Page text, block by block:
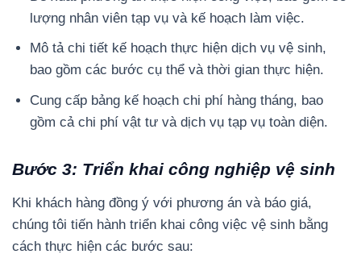
lượng nhân viên tạp vụ và kế hoạch làm việc.
Mô tả chi tiết kế hoạch thực hiện dịch vụ vệ sinh,
bao gồm các bước cụ thể và thời gian thực hiện.
Cung cấp bảng kế hoạch chi phí hàng tháng, bao
gồm cả chi phí vật tư và dịch vụ tạp vụ toàn diện.
Bước 3: Triển khai công nghiệp vệ sinh
Khi khách hàng đồng ý với phương án và báo giá,
chúng tôi tiến hành triển khai công việc vệ sinh bằng
cách thực hiện các bước sau: